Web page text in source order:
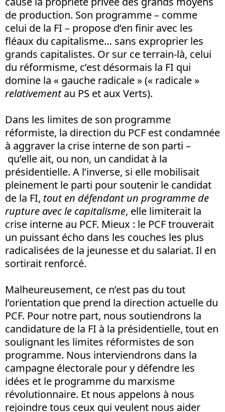
de production. Son programme – comme
celui de la FI – propose d’en finir avec les
fléaux du capitalisme… sans exproprier les
grands capitalistes. Or sur ce terrain-là, celui
du réformisme, c’est désormais la FI qui
domine la « gauche radicale » (« radicale »
relativementau PS et aux Verts).
Dans les limites de son programme
réformiste, la direction du PCF est condamnée
à aggraver la crise interne de son parti –
qu’elle ait, ou non, un candidat à la
présidentielle. A l’inverse, si elle mobilisait
pleinement le parti pour soutenir le candidat
de la FI, tout en défendant un programme de
rupture avec le capitalisme, elle limiterait la
crise interne au PCF. Mieux : le PCF trouverait
un puissant écho dans les couches les plus
radicalisées de la jeunesse et du salariat. Il en
sortirait renforcé.
Malheureusement, ce n’est pas du tout
l’orientation que prend la direction actuelle du
PCF. Pour notre part, nous soutiendrons la
candidature de la FI à la présidentielle, tout en
soulignant les limites réformistes de son
programme. Nous interviendrons dans la
campagne électorale pour y défendre les
idées et le programme du marxisme
révolutionnaire. Et nous appelons à nous
rejoindre tous ceux qui veulent nous aider